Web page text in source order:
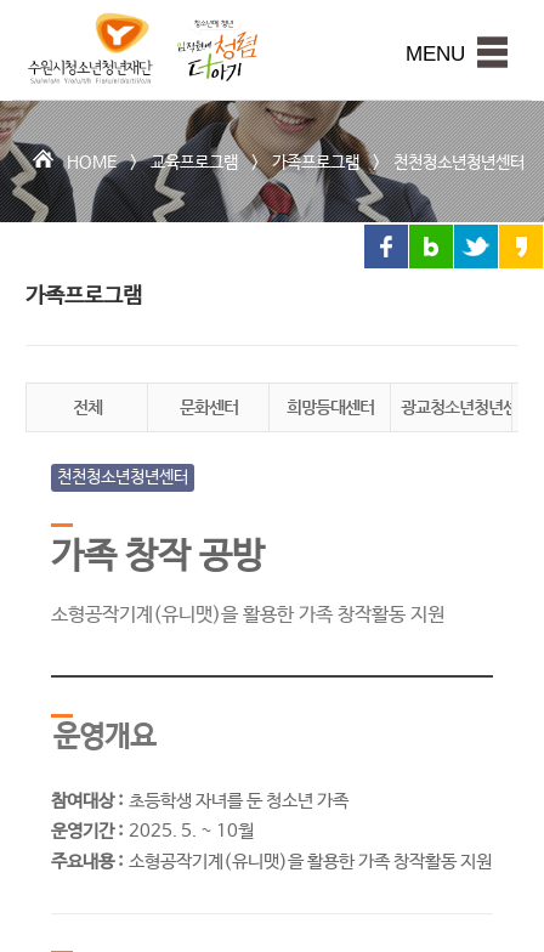
본문내용 바로가기
시
청
소
년
청
년
재
단
MENU
HOME >교육프로그램>가족프로그램>천천청소년청년센터
가족프로그램
전체 문화센터 희망등대센터 광교청소년청년센터
천천청소년청년센터
가족 창작 공방
소형공작기계(유니맷)을 활용한 가족 창작활동 지원
운영개요
참여대상 : 초등학생 자녀를 둔 청소년 가족
운영기간 : 2025. 5. ~ 10월
주요내용 : 소형공작기계(유니맷)을 활용한 가족 창작활동 지원